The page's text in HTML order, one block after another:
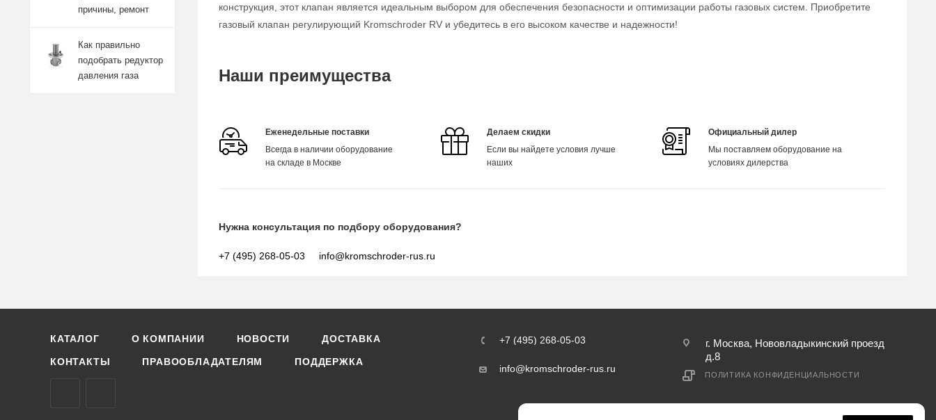
конструкция, этот клапан является идеальным выбором для обеспечения безопасности и оптимизации работы газовых систем. Приобретите
газовый клапан регулирующий Kromschroder RV и убедитесь в его высоком качестве и надежности!
Наши преимущества
Еженедельные поставки
Всегда в наличии оборудование
на складе в Москве
Делаем скидки
Если вы найдете условия лучше
наших
Официальный дилер
Мы поставляем оборудование на
условиях дилерства
Нужна консультация по подбору оборудования?
+7 (495) 268-05-03 info@kromschroder-rus.ru
причины, ремонт
Как правильно
подобрать редуктор
давления газа
КАТАЛОГ О КОМПАНИИ НОВОСТИ ДОСТАВКА
КОНТАКТЫ ПРАВООБЛАДАТЕЛЯМ ПОДДЕРЖКА
+7 (495) 268-05-03
info@kromschroder-rus.ru
г. Москва, Нововладыкинский проезд
д.8
ПОЛИТИКА КОНФИДЕНЦИАЛЬНОСТИ